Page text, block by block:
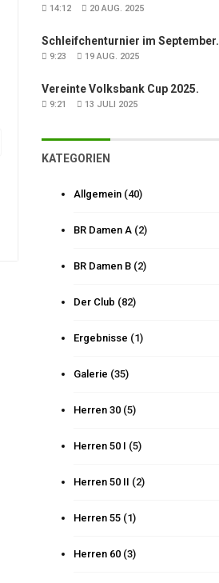
14:12 20 AUG. 2025
Schleifchenturnier im September.
9:23 19 AUG. 2025
Vereinte Volksbank Cup 2025.
9:21 13 JULI 2025
KATEGORIEN
Allgemein (40)
BR Damen A (2)
BR Damen B (2)
Der Club (82)
Ergebnisse (1)
Galerie (35)
Herren 30 (5)
Herren 50 I (5)
Herren 50 II (2)
Herren 55 (1)
Herren 60 (3)